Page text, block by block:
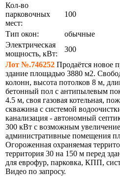
Кол-во
парковочных
мест:
100
Тип окон:
обычные
Электрическая
мощность, кВт:
300
Лот №.746252 Продаётся новое
здание площадью 3880 м2.
колонн, высота потолков 8 м,
бетонный пол с антипылевым
4.5 м, своя газовая котельная,
скважина с системой
канализация - автономный
300 кВт с возможным
административные помещения
Огороженная охраняемая
территория 30 на 150 м перед
для еврофур, парковка, КПП,
Видео по запросу.